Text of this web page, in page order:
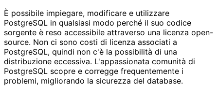
È possibile impiegare, modificare e utilizzare
PostgreSQL in qualsiasi modo perché il suo codice
sorgente è reso accessibile attraverso una licenza open-
source. Non ci sono costi di licenza associati a
PostgreSQL, quindi non c'è la possibilità di una
distribuzione eccessiva. L'appassionata comunità di
PostgreSQL scopre e corregge frequentemente i
problemi, migliorando la sicurezza del database.